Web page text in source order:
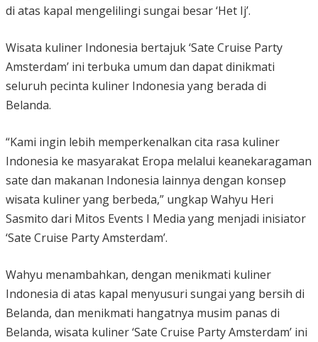
di atas kapal mengelilingi sungai besar ‘Het Ij’.
Wisata kuliner Indonesia bertajuk ‘Sate Cruise Party
Amsterdam’ ini terbuka umum dan dapat dinikmati
seluruh pecinta kuliner Indonesia yang berada di
Belanda.
“Kami ingin lebih memperkenalkan cita rasa kuliner
Indonesia ke masyarakat Eropa melalui keanekaragaman
sate dan makanan Indonesia lainnya dengan konsep
wisata kuliner yang berbeda,” ungkap Wahyu Heri
Sasmito dari Mitos Events I Media yang menjadi inisiator
‘Sate Cruise Party Amsterdam’.
Wahyu menambahkan, dengan menikmati kuliner
Indonesia di atas kapal menyusuri sungai yang bersih di
Belanda, dan menikmati hangatnya musim panas di
Belanda, wisata kuliner ‘Sate Cruise Party Amsterdam’ ini